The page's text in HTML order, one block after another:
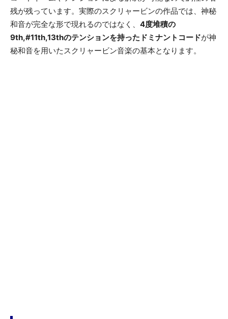
残が残っています。実際のスクリャービンの作品では、神秘
和音が完全な形で現れるのではなく、 4度堆積の
9th,#11th,13thのテンションを持ったドミナントコードが神
秘和音を用いたスクリャービン音楽の基本となります。